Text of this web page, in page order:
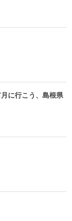
に行こう、島根県